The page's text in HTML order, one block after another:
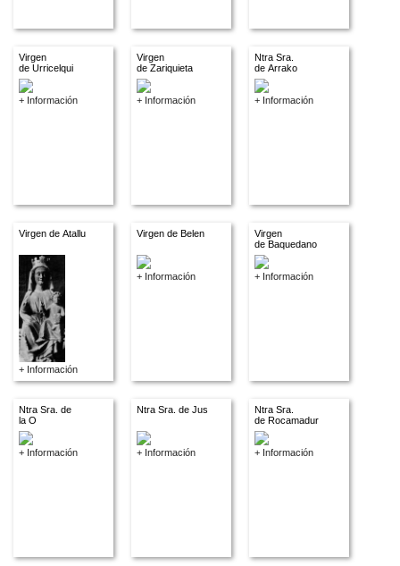
Virgen
de Urricelqui
+ Información
Virgen
de Zariquieta
+ Información
Ntra Sra.
de Arrako
+ Información
Virgen de Atallu
+ Información
Virgen de Belen
+ Información
Virgen
de Baquedano
+ Información
Ntra Sra. de
la O
+ Información
Ntra Sra. de Jus
+ Información
Ntra Sra.
de Rocamadur
+ Información